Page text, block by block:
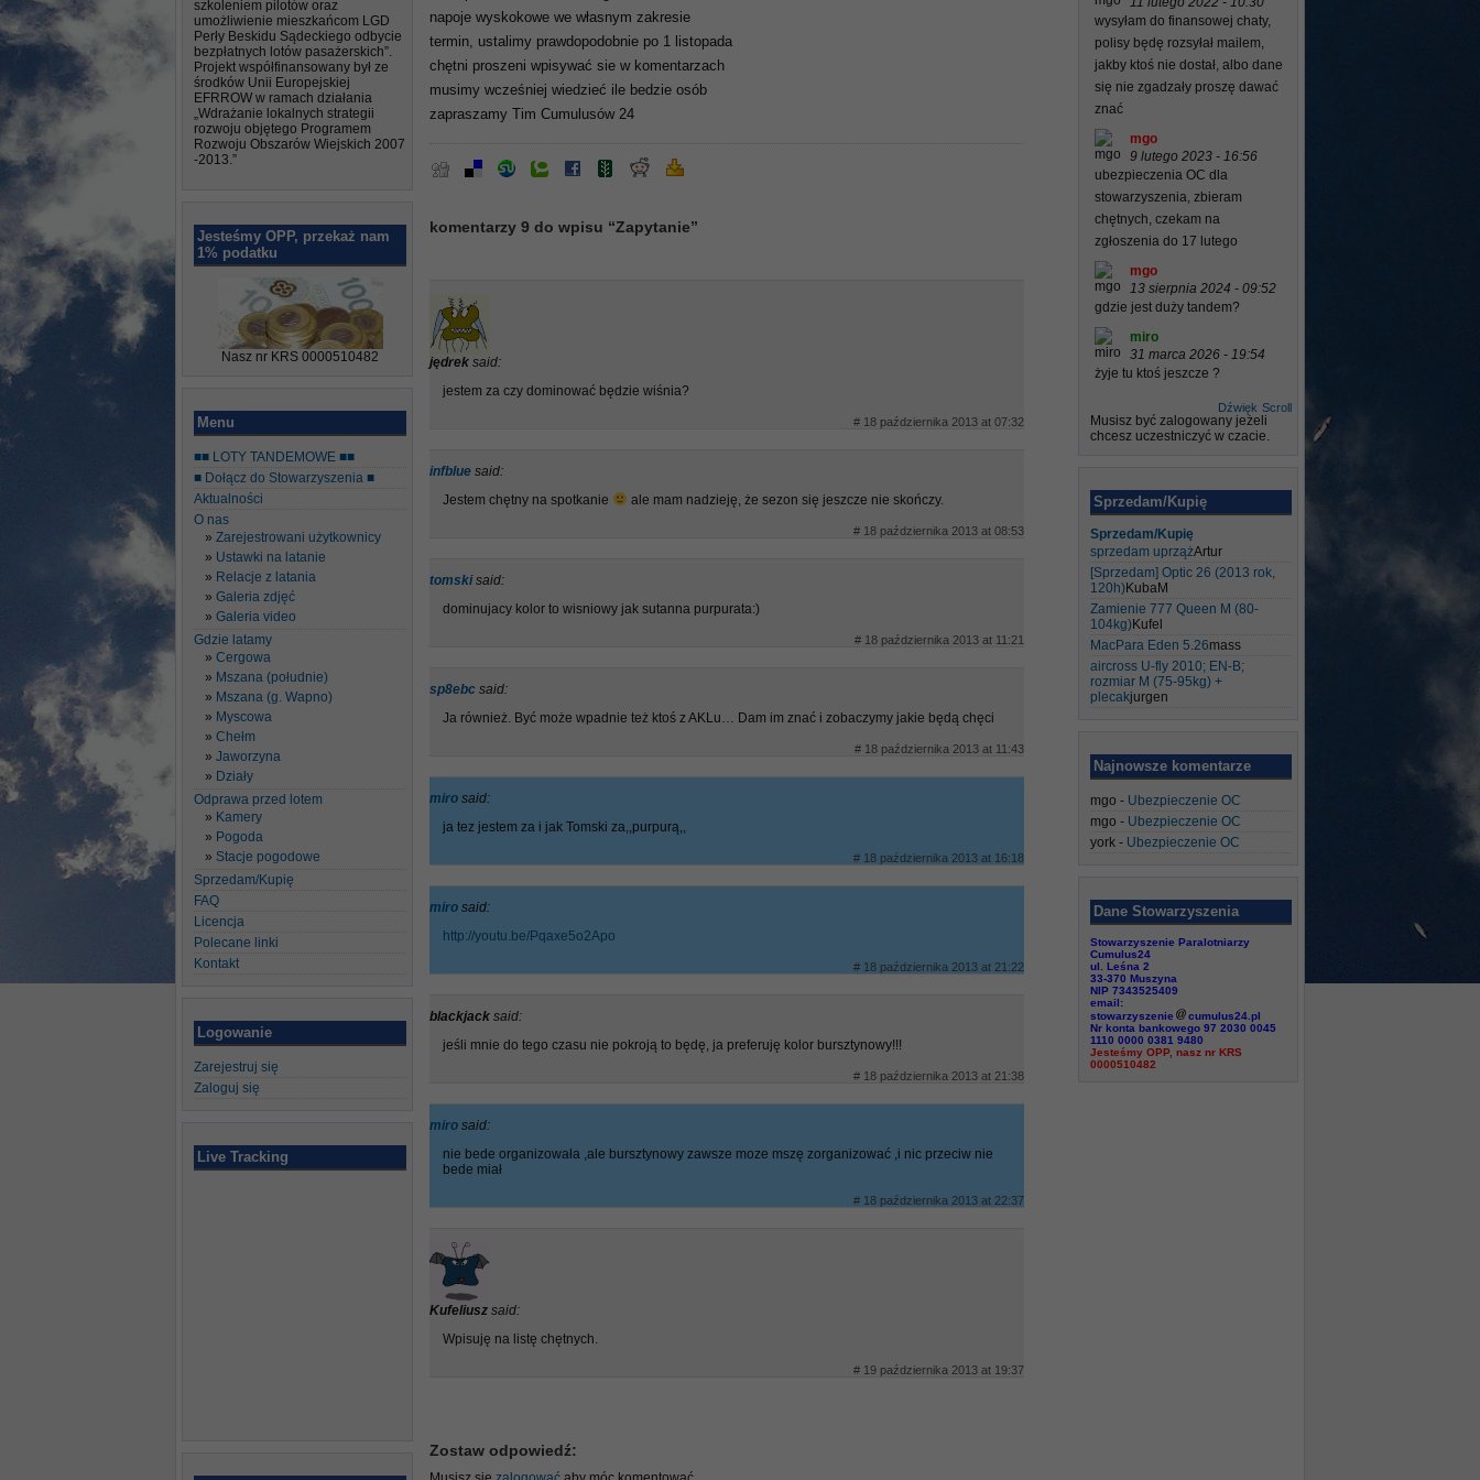
szkoleniem pilotów oraz
umożliwienie mieszkańcom LGD
Perły Beskidu Sądeckiego odbycie
bezpłatnych lotów pasażerskich”.
Projekt współfinansowany był ze
środków Unii Europejskiej
EFRROW w ramach działania
„Wdrażanie lokalnych strategii
rozwoju objętego Programem
Rozwoju Obszarów Wiejskich 2007
-2013.”
Jesteśmy OPP, przekaż nam
1% podatku
Nasz nr KRS 0000510482
Menu
■■ LOTY TANDEMOWE ■■
■ Dołącz do Stowarzyszenia ■
Aktualności
O nas
Zarejestrowani użytkownicy
Ustawki na latanie
Relacje z latania
Galeria zdjęć
Galeria video
Gdzie latamy
Cergowa
Mszana (południe)
Mszana (g. Wapno)
Myscowa
Chełm
Jaworzyna
Działy
Odprawa przed lotem
Kamery
Pogoda
Stacje pogodowe
Sprzedam/Kupię
FAQ
Licencja
Polecane linki
Kontakt
Logowanie
Zarejestruj się
Zaloguj się
Live Tracking
napoje wyskokowe we własnym zakresie
termin, ustalimy prawdopodobnie po 1 listopada
chętni proszeni wpisywać sie w komentarzach
musimy wcześniej wiedzieć ile bedzie osób
zapraszamy Tim Cumulusów 24
komentarzy 9 do wpisu “Zapytanie”
jędrek said:
jestem za czy dominować będzie wiśnia?
# 18 października 2013 at 07:32
infblue said:
Jestem chętny na spotkanie
ale mam nadzieję, że sezon się jeszcze nie skończy.
# 18 października 2013 at 08:53
tomski said:
dominujacy kolor to wisniowy jak sutanna purpurata:)
# 18 października 2013 at 11:21
sp8ebc said:
Ja również. Być może wpadnie też ktoś z AKLu… Dam im znać i zobaczymy jakie będą chęci
# 18 października 2013 at 11:43
miro said:
ja tez jestem za i jak Tomski za,,purpurą,,
# 18 października 2013 at 16:18
miro said:
http://youtu.be/Pqaxe5o2Apo
# 18 października 2013 at 21:22
blackjack said:
jeśli mnie do tego czasu nie pokroją to będę, ja preferuję kolor bursztynowy!!!
# 18 października 2013 at 21:38
miro said:
nie bede organizowała ,ale bursztynowy zawsze moze mszę zorganizować ,i nic przeciw nie
bede miał
# 18 października 2013 at 22:37
Kufeliusz said:
Wpisuję na listę chętnych.
# 19 października 2013 at 19:37
Zostaw odpowiedź:
wysyłam do finansowej chaty,
polisy będę rozsyłał mailem,
jakby ktoś nie dostał, albo dane
się nie zgadzały proszę dawać
znać
mgo
9 lutego 2023 - 16:56
ubezpieczenia OC dla
stowarzyszenia, zbieram
chętnych, czekam na
zgłoszenia do 17 lutego
mgo
13 sierpnia 2024 - 09:52
gdzie jest duży tandem?
miro
31 marca 2026 - 19:54
żyje tu ktoś jeszcze ?
Scroll
Dźwięk
Musisz być zalogowany jeżeli
chcesz uczestniczyć w czacie.
Sprzedam/Kupię
Sprzedam/Kupię
sprzedam uprzążArtur
[Sprzedam] Optic 26 (2013 rok,
120h) KubaM
Zamienie 777 Queen M (80-
104kg) Kufel
MacPara Eden 5.26mass
aircross U-fly 2010; EN-B;
rozmiar M (75-95kg) +
plecakjurgen
Najnowsze komentarze
mgo - Ubezpieczenie OC
mgo - Ubezpieczenie OC
york - Ubezpieczenie OC
Dane Stowarzyszenia
Stowarzyszenie Paralotniarzy
Cumulus24
ul. Leśna 2
33-370 Muszyna
NIP 7343525409
email:
stowarzyszenie
cumulus24.pl
Nr konta bankowego 97 2030 0045
1110 0000 0381 9480
Jesteśmy OPP, nasz nr KRS
0000510482